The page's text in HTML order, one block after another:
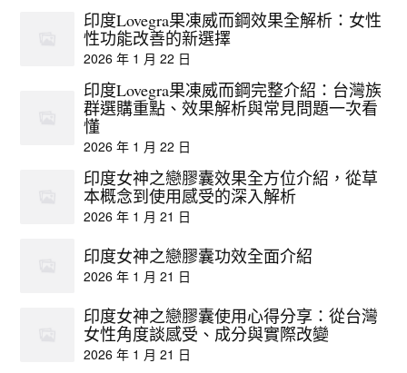
印度Lovegra果凍威而鋼效果全解析：女性
性功能改善的新選擇
2026 年 1 月 22 日
印度Lovegra果凍威而鋼完整介紹：台灣族
群選購重點、效果解析與常見問題一次看
懂
2026 年 1 月 22 日
印度女神之戀膠囊效果全方位介紹，從草
本概念到使用感受的深入解析
2026 年 1 月 21 日
印度女神之戀膠囊功效全面介紹
2026 年 1 月 21 日
印度女神之戀膠囊使用心得分享：從台灣
女性角度談感受、成分與實際改變
2026 年 1 月 21 日